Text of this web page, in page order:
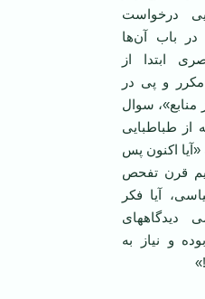
درخواست
باب آن‌ها
ابتدا از
مکرر و پی در
منابع»، سوال
از طباطبایی
اکنون پس
قرن تفحص
آیا فکر
دیدگاههای
و نیاز به